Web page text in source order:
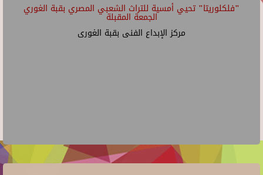
"فلكلوريتا" تحيي أمسية للتراث الشعبي المصري بقبة الغوري
الجمعة المقبلة
مركز الإبداع الفنى بقبة الغورى